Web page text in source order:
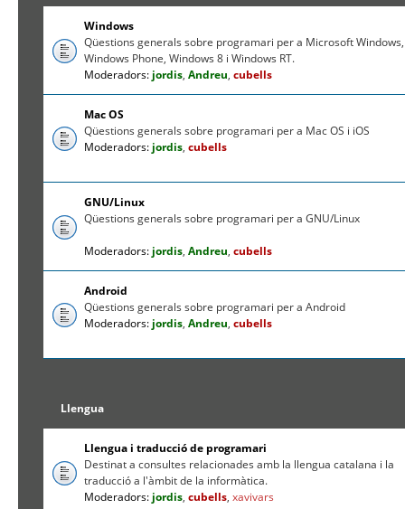
Windows
Qüestions generals sobre programari per a Microsoft Windows,
Windows Phone, Windows 8 i Windows RT.
Moderadors: jordis,Andreu,cubells
Mac OS
Qüestions generals sobre programari per a Mac OS i iOS
Moderadors: jordis,cubells
GNU/Linux
Qüestions generals sobre programari per a GNU/Linux
Moderadors: jordis,Andreu,cubells
Android
Qüestions generals sobre programari per a Android
Moderadors: jordis,Andreu,cubells
Llengua
Llengua i traducció de programari
Destinat a consultes relacionades amb la llengua catalana i la
traducció a l'àmbit de la informàtica.
Moderadors: jordis,cubells,xavivars